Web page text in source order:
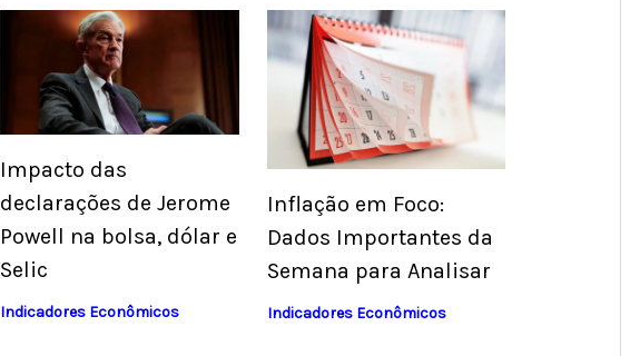
Impacto das
declarações de Jerome
Powell na bolsa, dólar e
Selic
Indicadores Econômicos
Inflação em Foco:
Dados Importantes da
Semana para Analisar
Indicadores Econômicos